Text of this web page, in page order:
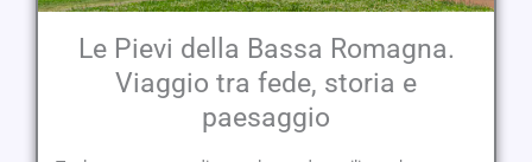
Le Pievi della Bassa Romagna.
Viaggio tra fede, storia e
paesaggio